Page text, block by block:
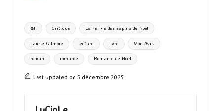
o
o
k
d
o
n
l
ky bl
r
ta
g
er
Tags:
&h Critique La Ferme des sapins de Noël
Laurie Gilmore lecture livre Mon Avis
roman romance Romance de Noël
Last updated on 5 décembre 2025